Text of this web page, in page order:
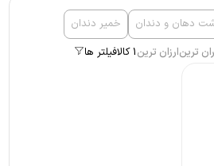
دهان و دندان
خمیر دندان
ترینارزان ترین1 کالا فیلتر ها